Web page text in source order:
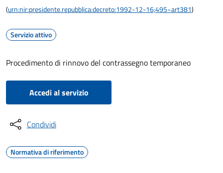
(urn:nir:presidente.repubblica:decreto:1992-12-16;495~art381)
Servizio attivo
Procedimento di rinnovo del contrassegno temporaneo
Accedi al servizio
Condividi
Normativa di riferimento